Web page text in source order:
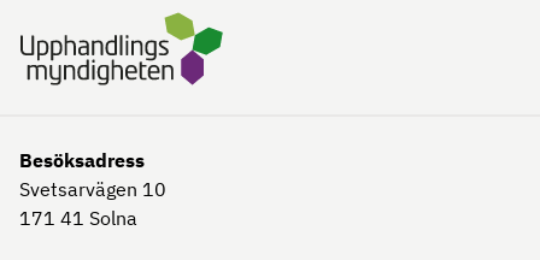
Besöksadress
Svetsarvägen 10
171 41 Solna